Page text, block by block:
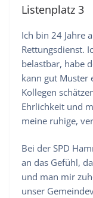
Listenplatz 3
Ich bin 24 Jahre
Rettungsdienst.
belastbar, habe
kann gut Muster
Kollegen
Ehrlichkeit und
meine ruhige,
Bei der SPD
an das Gefühl,
und man mir
unser